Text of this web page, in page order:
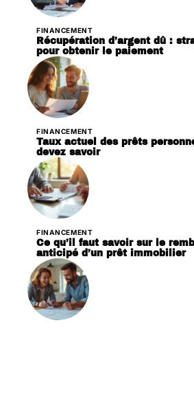
FINANCEMENT
Récupération d’argent dû :
pour obtenir le paiement
FINANCEMENT
Taux actuel des prêts
devez savoir
FINANCEMENT
Ce qu’il faut savoir sur le
anticipé d’un prêt immobilier